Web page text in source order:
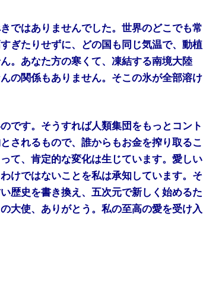
ではありませんでした。世界のどこでも常
ぎたりせずに、どの国も同じ気温で、動植
。あなた方の寒くて、凍結する南境大陸
の関係もありません。そこの氷が全部溶け
です。そうすれば人類集団をもっとコント
されるもので、誰からもお金を搾り取るこ
て、肯定的な変化は生じています。愛しい
けではないことを私は承知しています。そ
歴史を書き換え、五次元で新しく始めるた
大使、ありがとう。私の至高の愛を受け入